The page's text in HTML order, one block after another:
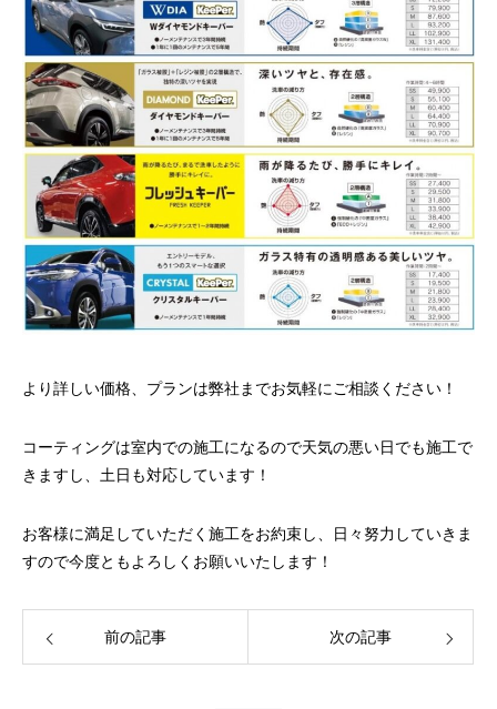
より詳しい価格、プランは弊社までお気軽にご相談ください！
コーティングは室内での施工になるので天気の悪い日でも施工で
きますし、土日も対応しています！
お客様に満足していただく施工をお約束し、日々努力していきま
すので今度ともよろしくお願いいたします！
前の記事 次の記事